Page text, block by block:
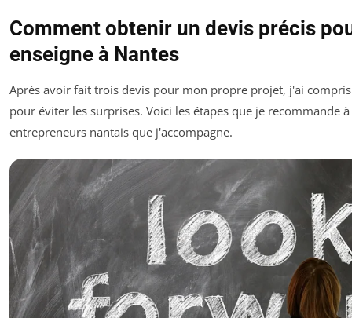
Comment obtenir un devis précis
enseigne à Nantes
Après avoir fait trois devis pour mon propre projet, j'ai
pour éviter les surprises. Voici les étapes que je recommande
entrepreneurs nantais que j'accompagne.